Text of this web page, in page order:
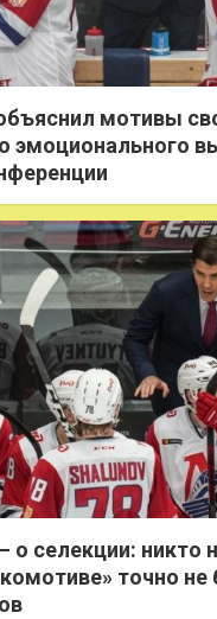
мотивы
эмоционального
о селекции: никто
точно не